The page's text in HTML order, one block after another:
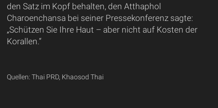
den Satz im Kopf behalten, den Atthaphol
Charoenchansa bei seiner Pressekonferenz sagte:
„Schützen Sie Ihre Haut – aber nicht auf Kosten der
Korallen.“
Quellen: Thai PRD, Khaosod Thai